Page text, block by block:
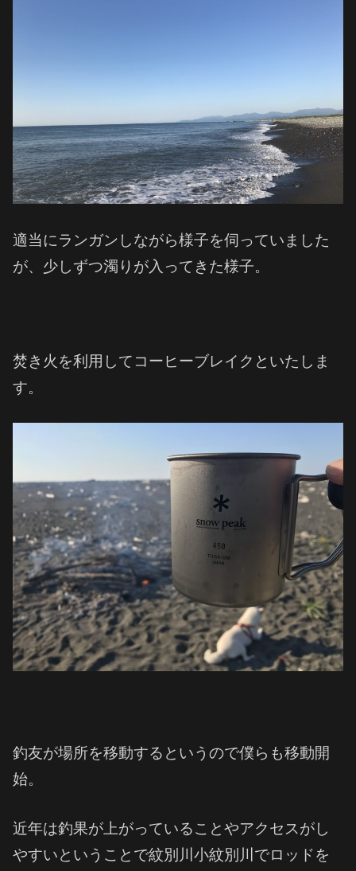
適当にランガンしながら様子を伺っていました
が、少しずつ濁りが入ってきた様子。
焚き火を利用してコーヒーブレイクといたしま
す。
釣友が場所を移動するというので僕らも移動開
始。
近年は釣果が上がっていることやアクセスがし
やすいということで紋別川小紋別川でロッドを